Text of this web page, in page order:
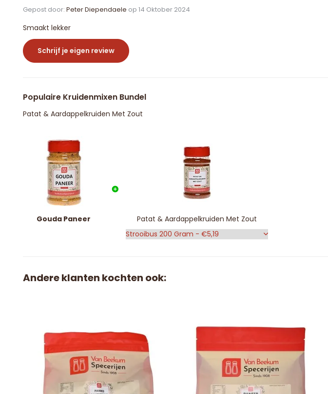
Gepost door: Peter Diependaele op 14 Oktober 2024
Smaakt lekker
Schrijf je eigen review
Populaire Kruidenmixen Bundel
Patat & Aardappelkruiden Met Zout
Gouda Paneer Patat & Aardappelkruiden Met Zout
Andere klanten kochten ook: